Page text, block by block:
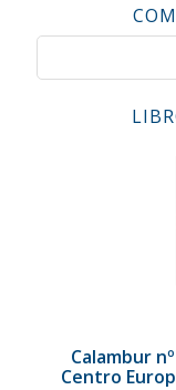
Calambur
Centro